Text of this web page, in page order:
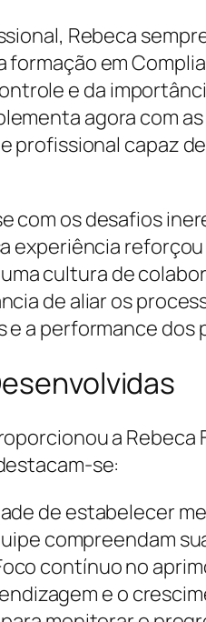
Rebeca
em
e da
agora com
profissional capaz
com os desafios
experiência
cultura de
de aliar os
a performance dos
a
se:
de estabelecer
compreendam
contínuo no
e o